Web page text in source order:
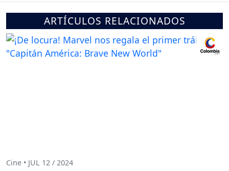
ARTÍCULOS RELACIONADOS
Cine • JUL 12 / 2024